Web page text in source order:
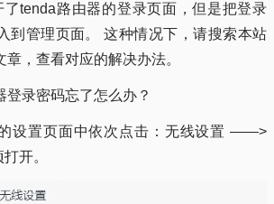
了tenda路由器的登录页面，但是把登录
到管理页面。 这种情况下，请搜索本站
，查看对应的解决办法。
登录密码忘了怎么办？
设置页面中依次点击：无线设置 ——>
开。